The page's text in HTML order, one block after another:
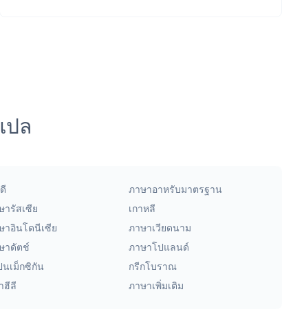
ล
ภาษาอาหรับมาตรฐาน
ารัสเซีย
เกาหลี
าอินโดนีเซีย
ภาษาเวียดนาม
าดัตช์
ภาษาโปแลนด์
นเม็กซิกัน
กรีกโบราณ
ฮีลี ภาษาเพิ่มเติม